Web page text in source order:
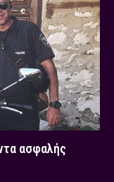
ασφαλής